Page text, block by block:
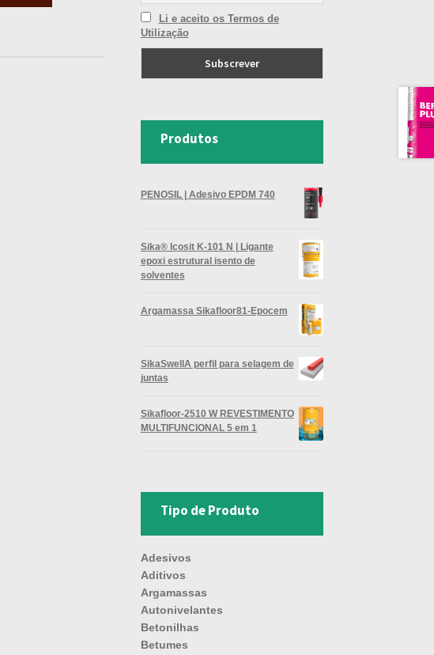
Li e aceito os Termos de
Utilização
Produtos
PENOSIL | Adesivo EPDM 740
Sika® Icosit K-101 N | Ligante
epoxi estrutural isento de
solventes
Argamassa Sikafloor81-Epocem
SikaSwellA perfil para selagem de
juntas
Sikafloor-2510 W REVESTIMENTO
MULTIFUNCIONAL 5 em 1
Tipo de Produto
Adesivos
Aditivos
Argamassas
Autonivelantes
Betonilhas
Betumes